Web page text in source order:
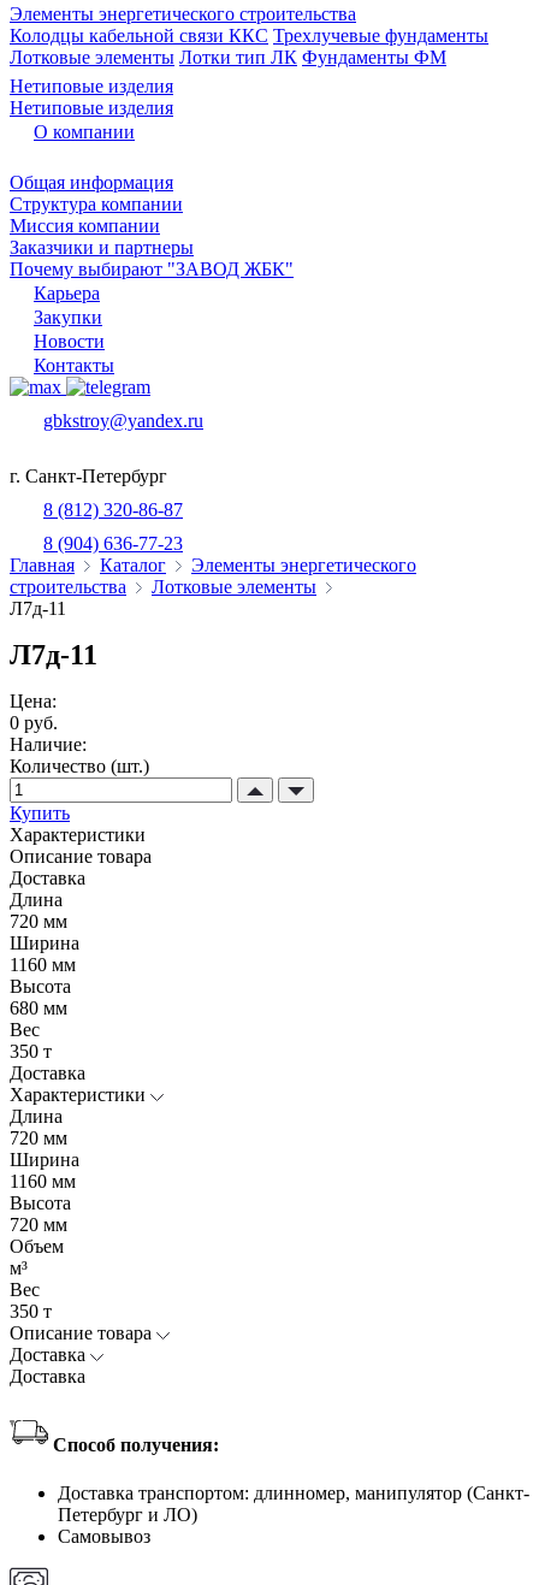
Элементы энергетического строительства
Колодцы кабельной связи ККС Трехлучевые фундаменты
Лотковые элементы Лотки тип ЛК Фундаменты ФМ
Нетиповые изделия
Нетиповые изделия
О компании
Общая информация
Структура компании
Миссия компании
Заказчики и партнеры
Почему выбирают "ЗАВОД ЖБК"
Карьера
Закупки
Новости
Контакты
gbkstroy@yandex.ru
г. Санкт-Петербург
8 (812) 320-86-87
8 (904) 636-77-23
Главная
Каталог
Элементы энергетического
строительства
Лотковые элементы
Л7д-11
Л7д-11
Цена:
0 руб.
Наличие:
Количество (шт.)
Купить
Характеристики
Описание товара
Доставка
Длина
720 мм
Ширина
1160 мм
Высота
680 мм
Вес
350 т
Доставка
Характеристики
Длина
720 мм
Ширина
1160 мм
Высота
720 мм
Объем
м³
Вес
350 т
Описание товара
Доставка
Доставка
Способ получения:
Доставка транспортом: длинномер, манипулятор (Санкт-
Петербург и ЛО)
Самовывоз